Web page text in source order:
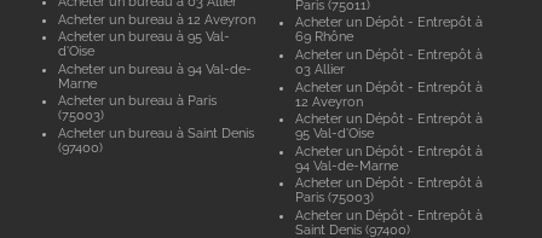
Acheter un bureau à 12 Aveyron
Acheter un bureau à 95 Val-
d'Oise
Acheter un bureau à 94 Val-de-
Marne
Acheter un bureau à Paris
(75003)
Acheter un bureau à Saint Denis
(97400)
Paris (75011)
Acheter un Dépôt - Entrepôt à
69 Rhône
Acheter un Dépôt - Entrepôt à
03 Allier
Acheter un Dépôt - Entrepôt à
12 Aveyron
Acheter un Dépôt - Entrepôt à
95 Val-d'Oise
Acheter un Dépôt - Entrepôt à
94 Val-de-Marne
Acheter un Dépôt - Entrepôt à
Paris (75003)
Acheter un Dépôt - Entrepôt à
Saint Denis (97400)